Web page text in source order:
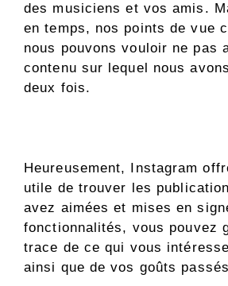
des musiciens et vos amis.
en temps, nos points de vue
nous pouvons vouloir ne pas
contenu sur lequel nous
deux fois.
Heureusement, Instagram
utile de trouver les
avez aimées et mises en
fonctionnalités, vous pouvez
trace de ce qui vous
ainsi que de vos goûts